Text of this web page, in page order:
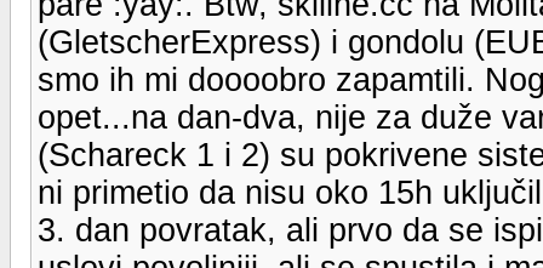
(GletscherExpress) i gondolu
smo ih mi doooobro zapamtili.
opet...na dan-dva, nije za duže
(Schareck 1 i 2) su pokrivene
ni primetio da nisu oko 15h
3. dan povratak, ali prvo da se